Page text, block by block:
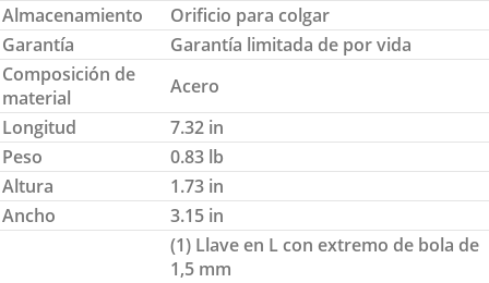
Almacenamiento
Orificio para colgar
Garantía
Garantía limitada de por vida
Composición de
material
Acero
Longitud
7.32 in
Peso
0.83 lb
Altura
1.73 in
Ancho
3.15 in
(1) Llave en L con extremo de bola de
1,5 mm